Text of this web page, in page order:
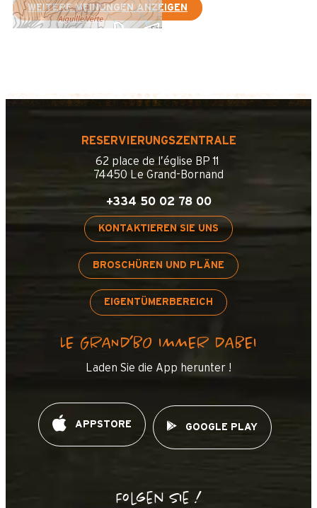
OpenStreetMap
OpenStreetMap
WEITERE MEINUNGEN ANZEIGEN
RESERVIERUNGSZENTRALE
62 place de l’église BP 11
74450 Le Grand-Bornand
+334 50 02 78 00
KONTAKTIEREN SIE UNS
BROSCHÜREN UND PLÄNE
EIGENTÜMERBEREICH
LE GRAND’BO IMMER DABEI
Laden Sie die App herunter !
APPSTORE GOOGLE PLAY
Folgen Sie !